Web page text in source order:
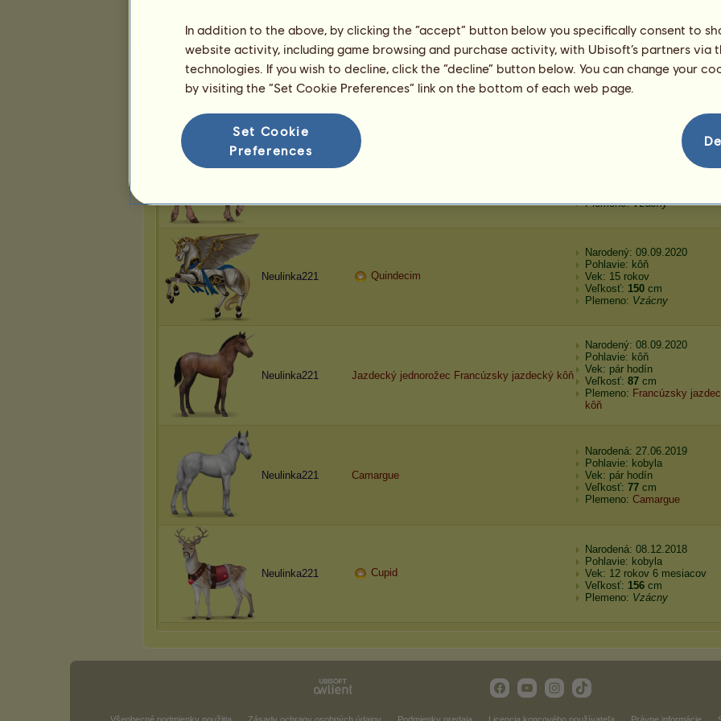
Neulinka221
Narodený: 19.09.2023
Pohlavie: kôň
Vek: 2873 rokov
Veľkosť:146
Narodený: 31.12.2022
Plemeno:Vzácny
Neulinka221 Quindecim
Narodený: 09.09.2020
Pohlavie: kôň
Vek: 15 rokov
Veľkosť: 150 cm
Plemeno: Vzácny
Neulinka221 Jazdec ký jednorožec Francúzs ky jazdec ký kôň
Narodený: 08.09.2020
Pohlavie: kôň
Vek: pár hodín
Veľkosť: 87 cm
Plemeno: Francúzsky
kôň
Neulinka221 Camargue
Narodená: 27.06.2019
Pohlavie: kobyla
Vek: pár hodín
Veľkosť: 77 cm
Plemeno: Camargue
Neulinka221 Cupid
Narodená: 08.12.2018
Pohlavie: kobyla
Vek: 12 rokov 6 mesiacov
Veľkosť: 156 cm
Plemeno: Vzácny
In addition to the above, by clicking the “accept” button below you specifically consent to
website activity, including game browsing and purchase activity, with Ubisoft’s partners via
technologies. If you wish to decline, click the “decline” button below. You can change your
by visiting the “Set Cookie Preferences” link on the bottom of each web page.
Set Cookie
Preferences